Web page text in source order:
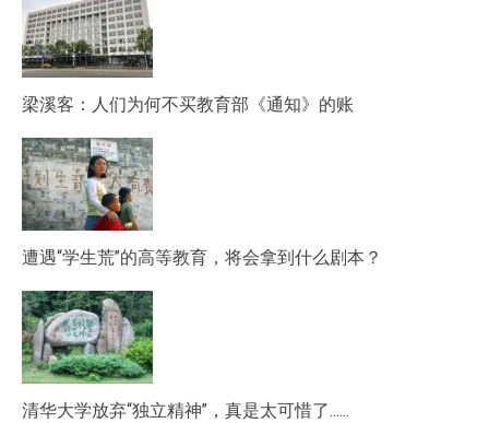
梁溪客：人们为何不买教育部《通知》的账
遭遇“学生荒”的高等教育，将会拿到什么剧本？
清华大学放弃“独立精神”，真是太可惜了……